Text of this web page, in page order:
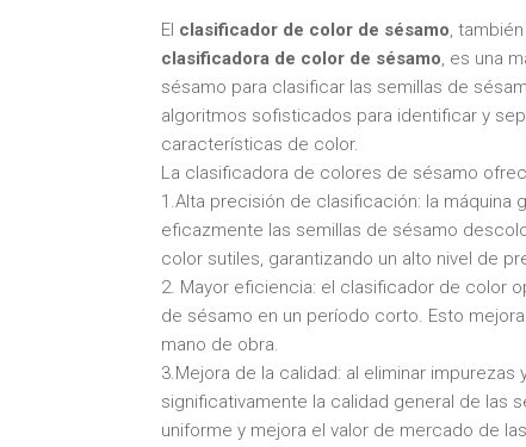
El clasificador de color de sésamo,
clasificadora de color de sésamo, es una
sésamo para clasificar las semillas de
algoritmos sofisticados para identificar y
características de color.
La clasificadora de colores de sésamo
1.Alta precisión de clasificación: la máquina
eficazmente las semillas de sésamo
color sutiles, garantizando un alto nivel de
2. Mayor eficiencia: el clasificador de color
de sésamo en un período corto. Esto
mano de obra.
3.Mejora de la calidad: al eliminar
significativamente la calidad general de las
uniforme y mejora el valor de mercado de